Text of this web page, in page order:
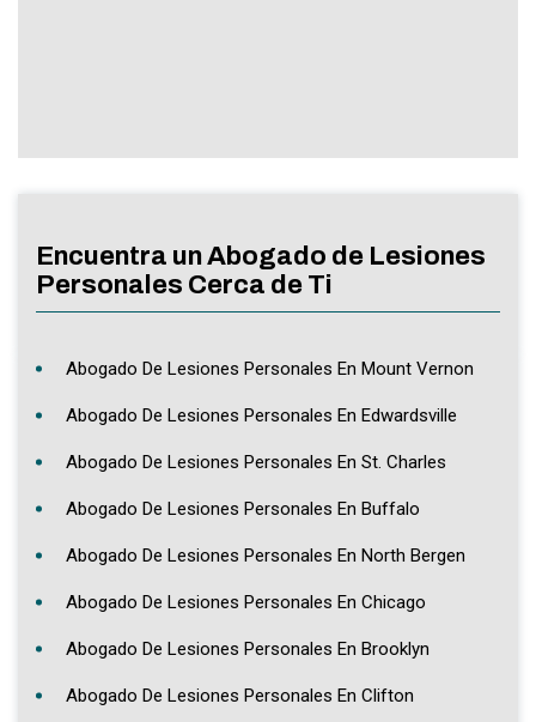
Encuentra un Abogado de Lesiones
Personales Cerca de Ti
Abogado De Lesiones Personales En Mount Vernon
Abogado De Lesiones Personales En Edwardsville
Abogado De Lesiones Personales En St. Charles
Abogado De Lesiones Personales En Buffalo
Abogado De Lesiones Personales En North Bergen
Abogado De Lesiones Personales En Chicago
Abogado De Lesiones Personales En Brooklyn
Abogado De Lesiones Personales En Clifton